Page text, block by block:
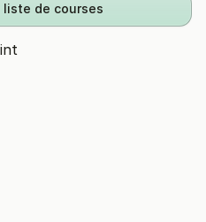
de courses